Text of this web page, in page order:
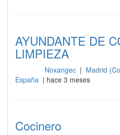
AYUNDANTE DE
LIMPIEZA
Noxangec | Madrid
España | hace 3 meses
Cocinero